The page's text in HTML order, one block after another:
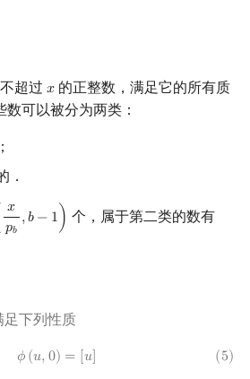
超过 𝑥
x的正整数，满足它的所有质
数可以被分为两类：
．
𝑥
𝑝𝑏
,𝑏− 1 )
pb,b−1) 个，属于第二类的数有
足下列性质
𝜙(𝑢, 0) = [𝑢] (5)
(5)ϕ( u,0)= u]